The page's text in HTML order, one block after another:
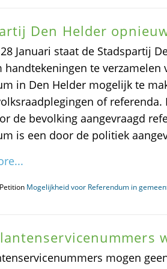
Den Helder
Januari staat de Stadspartij
handtekeningen te verzamelen
in Den Helder mogelijk te
of
de bevolking aangevraagd
is een door de politiek
Mogelijkheid voor Referendum in
mogen